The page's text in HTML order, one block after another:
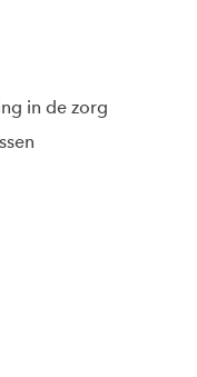
in de zorg